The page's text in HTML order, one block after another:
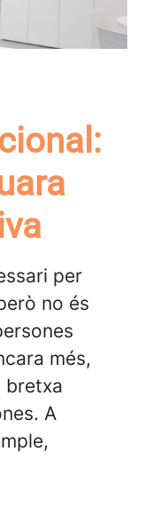
per
no és
més,
bretxa
A